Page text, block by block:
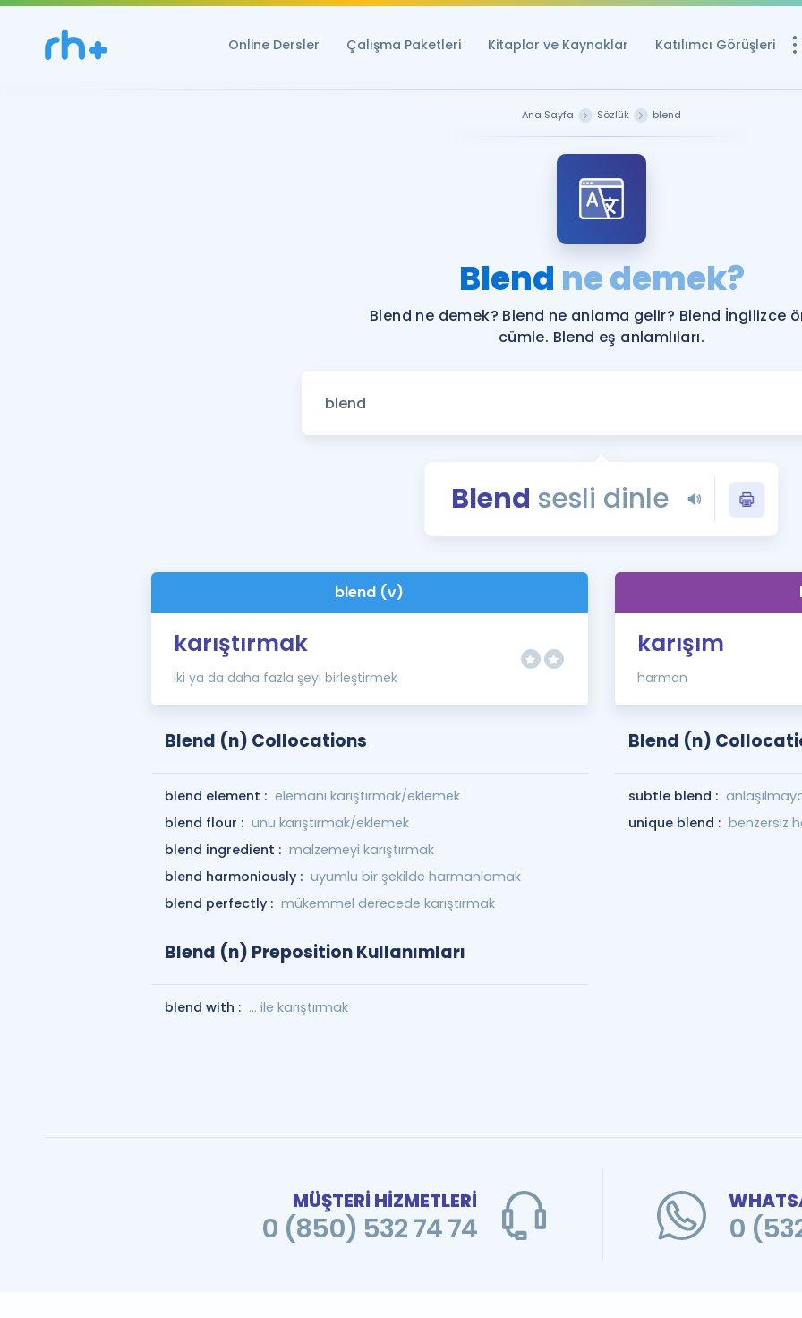
Online Dersler Çalışma Paketleri Kitaplar ve Kaynaklar Katılımcı Görüşleri
YDS ve YÖKDİL
Rehberlik Aracı
YDS ve YÖKDİL'e
Tüm ÖSYM
YDS - YÖKDİL
İngilizce Gramer
Ana Sayfa Sözlük blend
Blend ne demek?
Blend ne demek? Blend ne anlama gelir? Blend İngilizce
cümle. Blend eş anlamlıları.
Blend sesli dinle
blend (v)
karıştırmak
iki ya da daha fazla şeyi birleştirmek
Blend (n) Collocations
blend element : elemanı karıştırmak/eklemek
blend flour : unu karıştırmak/eklemek
blend ingredient : malzemeyi karıştırmak
blend harmoniously : uyumlu bir şekilde harmanlamak
blend perfectly : mükemmel derecede karıştırmak
Blend (n) Preposition Kullanımları
blend with : ... ile karıştırmak
karışım
harman
Blend (n)
subtle blend :
unique blend : benzersiz
MÜŞTERİ HİZMETLERİ
0 (850) 532 74 74 0